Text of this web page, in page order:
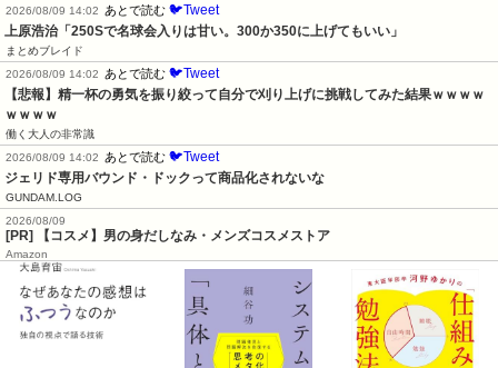
2026/08/09 14:02
あとで読む 🐦Tweet
上原浩治「250Sで名球会入りは甘い。300か350に上げてもいい」
まとめブレイド
2026/08/09 14:02
あとで読む 🐦Tweet
【悲報】精一杯の勇気を振り絞って自分で刈り上げに挑戦してみた結果ｗｗｗｗ
ｗｗｗｗ
働く大人の非常識
2026/08/09 14:02
あとで読む 🐦Tweet
ジェリド専用バウンド・ドックって商品化されないな
GUNDAM.LOG
2026/08/09
[PR] 【コスメ】男の身だしなみ・メンズコスメストア
Amazon